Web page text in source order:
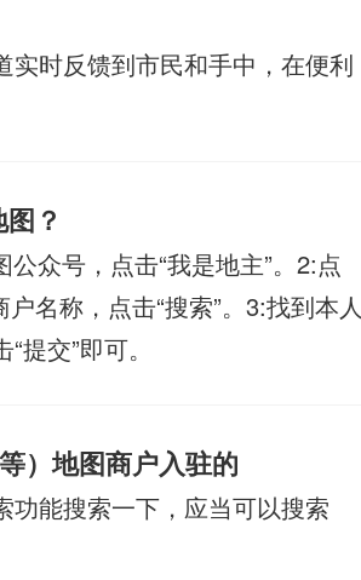
时反馈到市民和手中，在便利
？
众号，点击“我是地主”。2:点
名称，点击“搜索”。3:找到本人
提交”即可。
）地图商户入驻的
功能搜索一下，应当可以搜索